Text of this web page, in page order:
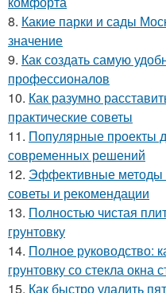
8. Какие парки и сады
значение
9. Как создать самую
профессионалов
10. Как разумно
практические советы
11. Популярные проекты
современных решений
12. Эффективные методы
советы и рекомендации
13. Полностью чистая
грунтовку
14. Полное руководство:
грунтовку со стекла окна
15. Как быстро удалить